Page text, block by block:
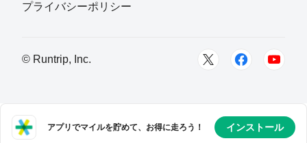
大森英一郎
フォロー
広島県
フォロー
プライバシーポリシー
© Runtrip, Inc.
アプリでマイルを貯めて、お得に走ろう！ インストール